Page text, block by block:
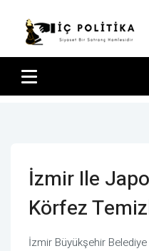
İzmir Ile
Körfez
İzmir Büyükşehir